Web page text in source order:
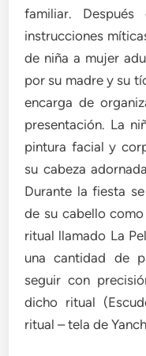
familiar.
instrucciones
de niña a mujer
por su madre y su
encarga de
presentación. La
pintura facial y
su cabeza
Durante la fiesta
de su cabello
ritual llamado La
una cantidad de
seguir con
dicho ritual
ritual – tela de